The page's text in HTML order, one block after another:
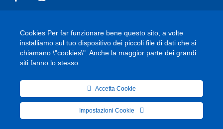
Accessibilità Cookie Privacy Policy Mappa del sito
© 2026 Comune di Fornelli | Sviluppo a cura diOnsite Support
Cookies Per far funzionare bene questo sito, a volte
installiamo sul tuo dispositivo dei piccoli file di dati che si
chiamano \"cookies\". Anche la maggior parte dei grandi
siti fanno lo stesso.
Accetta Cookie
Impostazioni Cookie